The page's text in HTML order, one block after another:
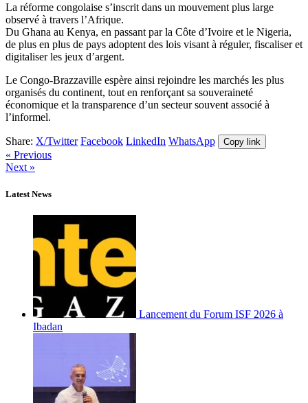
La réforme congolaise s’inscrit dans un mouvement plus large
observé à travers l’Afrique.
Du Ghana au Kenya, en passant par la Côte d’Ivoire et le Nigeria,
de plus en plus de pays adoptent des lois visant à réguler, fiscaliser et
digitaliser les jeux d’argent.
Le Congo-Brazzaville espère ainsi rejoindre les marchés les plus
organisés du continent, tout en renforçant sa souveraineté
économique et la transparence d’un secteur souvent associé à
l’informel.
Share: X/Twitter Facebook LinkedIn WhatsApp Copy link
« Previous
Next »
Latest News
Lancement du Forum ISF 2026 à
Ibadan